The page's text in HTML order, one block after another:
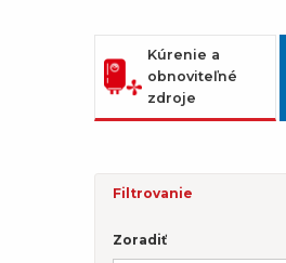
Kúrenie a
obnoviteľné
zdroje
Filtrovanie
Zoradiť